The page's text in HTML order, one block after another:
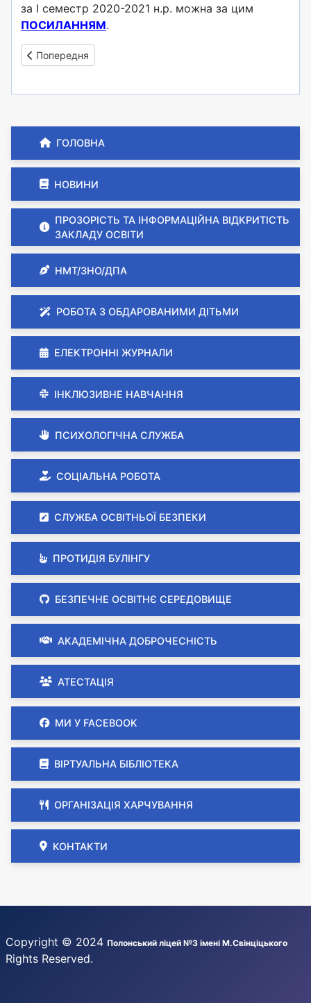
ГОЛОВНА
НОВИНИ
ПРОЗОРІСТЬ ТА ІНФОРМАЦІЙНА ВІДКРИТІСТЬ
ЗАКЛАДУ ОСВІТИ
НМТ/ЗНО/ДПА
РОБОТА З ОБДАРОВАНИМИ ДІТЬМИ
ЕЛЕКТРОННІ ЖУРНАЛИ
ІНКЛЮЗИВНЕ НАВЧАННЯ
ПСИХОЛОГІЧНА СЛУЖБА
СОЦІАЛЬНА РОБОТА
СЛУЖБА ОСВІТНЬОЇ БЕЗПЕКИ
ПРОТИДІЯ БУЛІНГУ
БЕЗПЕЧНЕ ОСВІТНЄ СЕРЕДОВИЩЕ
АКАДЕМІЧНА ДОБРОЧЕСНІСТЬ
АТЕСТАЦІЯ
МИ У FACEBOOK
ВІРТУАЛЬНА БІБЛІОТЕКА
ОРГАНІЗАЦІЯ ХАРЧУВАННЯ
КОНТАКТИ
за I семестр 2020-2021 н.р. можна за цим
ПОСИЛАННЯМ.
Попередня стаття: Рівень навчальних досягнень учнів
Попередня
Copyright © 2024 Полонський ліцей №3 імені М.Свінціцького
Rights Reserved.